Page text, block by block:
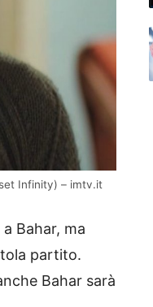
Infinity) – imtv.it
Bahar, ma
partito.
Bahar sarà